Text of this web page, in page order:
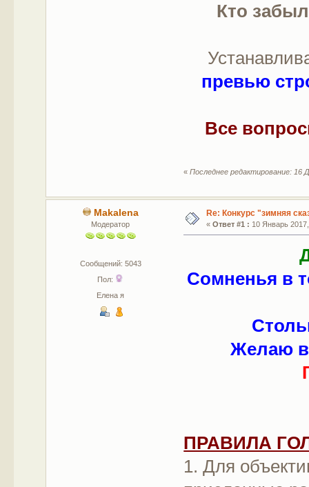
Кто
превью
Все
«Последнее редактирование: 16
Makalena
Модератор
Сообщений: 5043
Пол:
Елена я
Re: Конкурс "зимняя
« Ответ #1 : 10 Январь
Сомненья в
Желаю
ПРАВИЛА
1. Для